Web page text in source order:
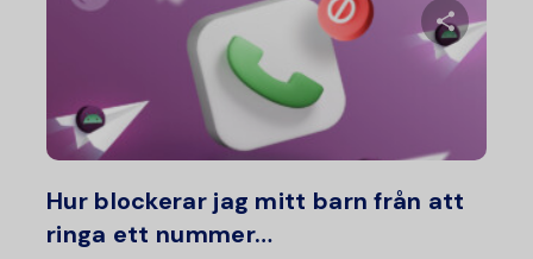
Dela
Hur blockerar jag mitt barn från att
ringa ett nummer…